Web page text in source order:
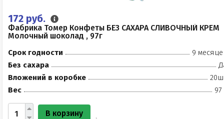
172 руб.
Фабрика Томер Конфеты БЕЗ САХАРА СЛИВОЧНЫЙ КРЕМ
Молочный шоколад , 97г
Срок годности
9
Без сахара
Вложений в коробке
Вес
97
В корзину